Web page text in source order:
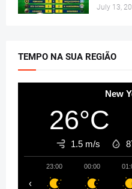
July 13,
TEMPO NA SUA REGIÃO
New
26°C
1.5 m/s
23:00 00:00
‹